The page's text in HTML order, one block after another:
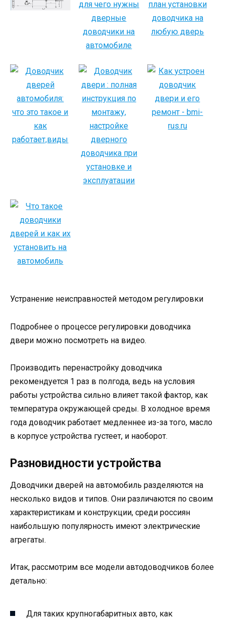
Устранение неисправностей методом регулировки
Подробнее о процессе регулировки доводчика
двери можно посмотреть на видео.
Производить перенастройку доводчика
рекомендуется 1 раз в полгода, ведь на условия
работы устройства сильно влияет такой фактор, как
температура окружающей среды. В холодное время
года доводчик работает медленнее из-за того, масло
в корпусе устройства густеет, и наоборот.
Разновидности устройства
Доводчики дверей на автомобиль разделяются на
несколько видов и типов. Они различаются по своим
характеристикам и конструкции, среди россиян
наибольшую популярность имеют электрические
агрегаты.
Итак, рассмотрим все модели автодоводчиков более
детально:
Для таких крупногабаритных авто, как